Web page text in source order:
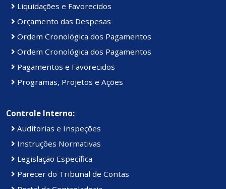
Liquidações e Favorecidos
Orçamento das Despesas
Ordem Cronológica dos Pagamentos
Ordem Cronológica dos Pagamentos
Pagamentos e Favorecidos
Programas, Projetos e Ações
Controle Interno:
Auditorias e Inspeções
Instruções Normativas
Legislação Específica
Parecer do Tribunal de Contas